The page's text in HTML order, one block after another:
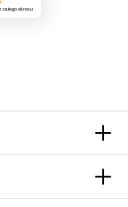
z całego okresu